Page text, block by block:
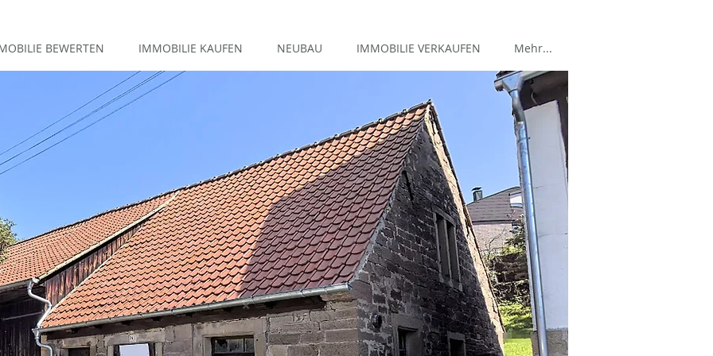
BEWERTEN IMMOBILIE KAUFEN NEUBAU IMMOBILIE VERKAUFEN Mehr...